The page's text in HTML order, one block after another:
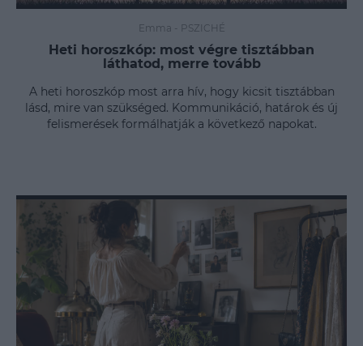
Emma - PSZICHÉ
Heti horoszkóp: most végre tisztábban
láthatod, merre tovább
A heti horoszkóp most arra hív, hogy kicsit tisztábban
lásd, mire van szükséged. Kommunikáció, határok és új
felismerések formálhatják a következő napokat.